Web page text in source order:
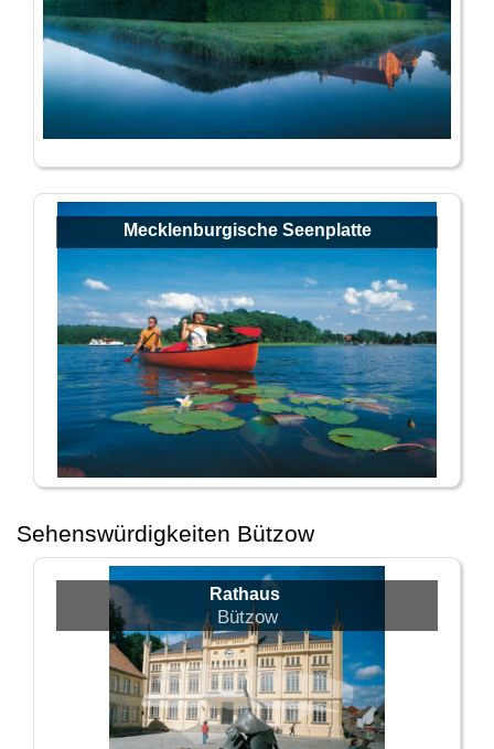
Mecklenburgische Seenplatte
Sehenswürdigkeiten Bützow
Rathaus
Bützow